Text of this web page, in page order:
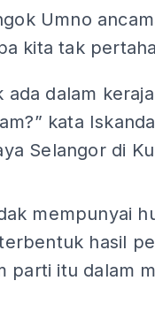
Umno
kita tak
ada dalam
kata
Selangor di
mempunyai
hasil
parti itu dalam